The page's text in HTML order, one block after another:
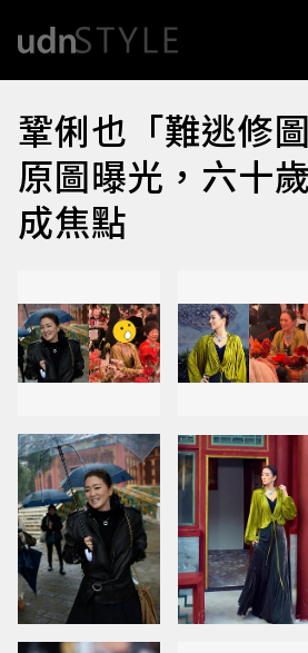
鞏俐也「難逃修
原圖曝光，六十
成焦點